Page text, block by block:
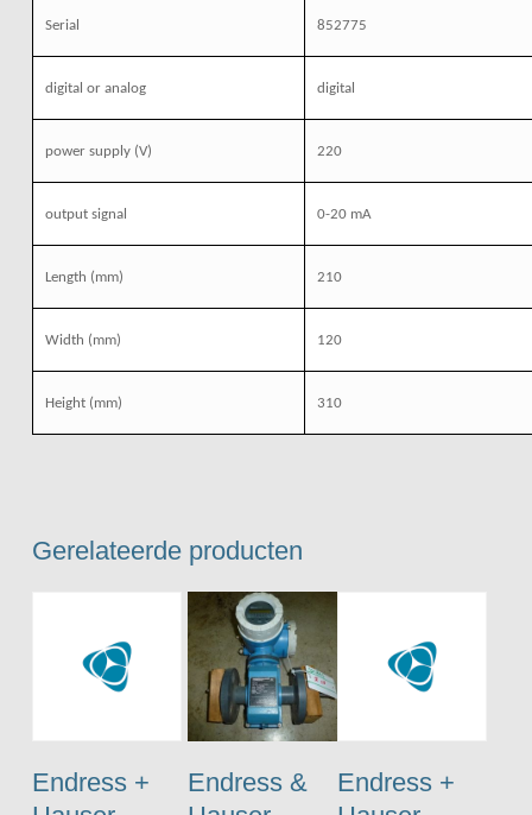
Serial 852775
digital or analog digital
power supply (V) 220
output signal 0-20 mA
Length (mm) 210
Width (mm) 120
Height(mm) 310
Gerelateerde producten
Endress +
Endress &
Endress +